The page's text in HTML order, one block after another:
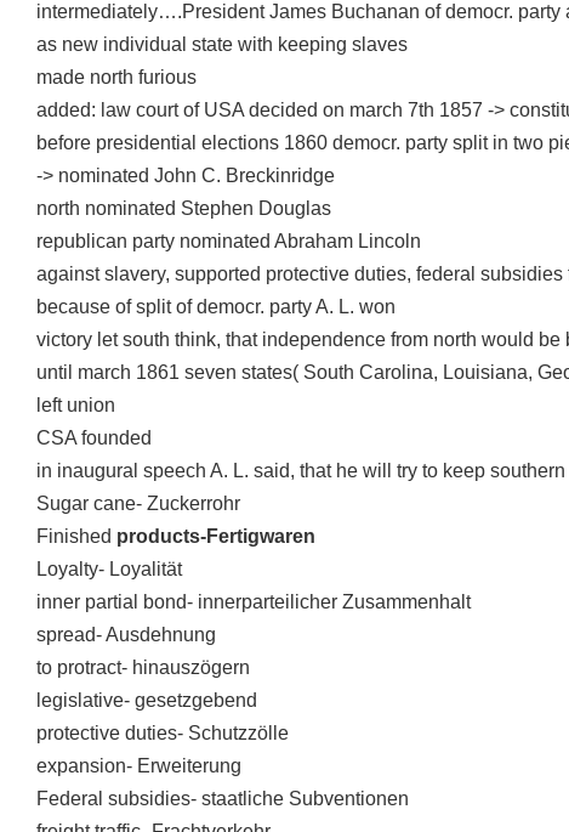
intermediately….President James Buchanan of democr.
as new individual state with keeping slaves
made north furious
added: law court of USA decided on march 7th 1857 ->
before presidential elections 1860 democr. party split in two
-> nominated John C. Breckinridge
north nominated Stephen Douglas
republican party nominated Abraham Lincoln
against slavery, supported protective duties, federal
because of split of democr. party A. L. won
victory let south think, that independence from north would
until march 1861 seven states( South Carolina, Louisiana,
left union
CSA founded
in inaugural speech A. L. said, that he will try to keep
Sugar cane- Zuckerrohr
Finished products-Fertigwaren
Loyalty- Loyalität
inner partial bond- innerparteilicher Zusammenhalt
spread- Ausdehnung
to protract- hinauszögern
legislative- gesetzgebend
protective duties- Schutzzölle
expansion- Erweiterung
Federal subsidies- staatliche Subventionen